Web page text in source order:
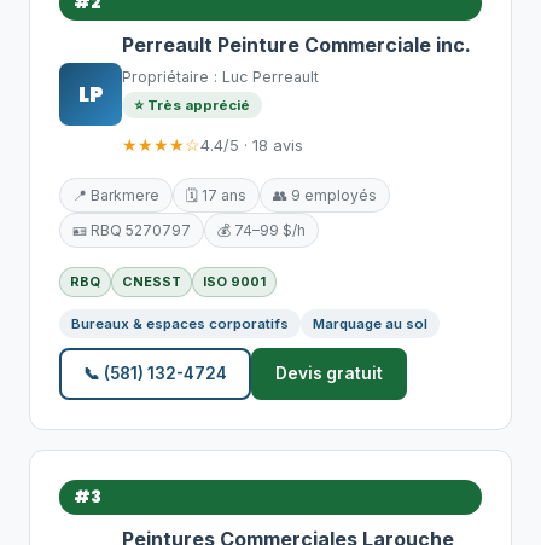
LP
Perreault Peinture Commerciale inc.
Propriétaire : Luc Perreault
⭐ Très apprécié
★★★★☆4.4/5 · 18 avis
📍 Barkmere 🗓️ 17 ans
👥 9 employés
🪪 RBQ 5270797
💰 74–99 $/h
RBQ CNESST ISO 9001
Bureaux & espaces corporatifs Marquage au sol
📞 (581) 132-4724 Devis gratuit
#3
Peintures Commerciales Larouche